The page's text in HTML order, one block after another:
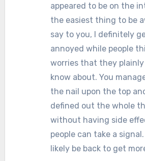
appeared to be on the
the easiest thing to be
say to you, I definitely
annoyed while people
worries that they plainly
know about. You
the nail upon the top
defined out the whole
without having side
people can take a signal.
likely be back to get